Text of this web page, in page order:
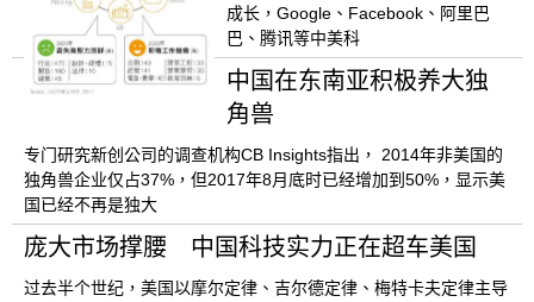
成长，Google、Facebook、阿里巴
巴、腾讯等中美科
中国在东南亚积极养大独
角兽
专门研究新创公司的调查机构CB Insights指出， 2014年非美国的
独角兽企业仅占37%，但2017年8月底时已经增加到50%，显示美
国已经不再是独大
庞大市场撑腰 中国科技实力正在超车美国
过去半个世纪，美国以摩尔定律、吉尔德定律、梅特卡夫定律主导